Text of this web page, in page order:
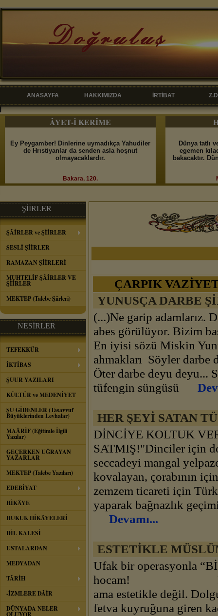
ANASAYFA HAKKIMIZDA İRTİBAT
ÂYET-İ KERÎME
Ey Peygamber! Dinlerine uymadıkça Yahudiler
de Hrıstiyanlar da senden asla hoşnut
olmayacaklardır.
Bakara, 120.
Dünya tatlı
egemen
bakacaktır.
ŞİİRLER
ŞÂİRLER ve ŞİİRLER
SESLİ ŞİİRLER
RAMAZAN ŞİİRLERİ
MUHTELİF ŞÂİRLER VE
ŞİİRLER
MEKTEP (Talebe Şiirleri)
NESİRLER
TEFEKKÜR
İKTİBAS
ŞUUR YAZILARI
KÜLTÜR ve MEDENİYET
ŞU GİDENLER (Tasavvuf
Büyüklerinden Levhalar)
MAÂRİF (Eğitimle İlgili
Yazılar)
GEÇERKEN UĞRAYAN
YAZARLAR
MEKTEP (Talebe Yazıları)
EDEBİYAT
HİKÂYE
HUKUK HİKÂYELERİ
DİL KALESİ
USTALARDAN
MEDYADAN
TÂRİH
-İZMLERE DÂİR
DÜNYADA NELER
OLUYOR
ÇARPIK
YUNUSÇA DARBE
(...)Ne garip adamlarız.
abes görülüyor. Bizim
En iyisi sözü Miskin
ahmakları Söyler darbe
Öter darbe deyu deyu...
tüfengin süngüsü
HER ŞEYİ SATAN
DİNCİYE KOLTUK
SATMIŞ!"Dinciler için
seccadeyi mangal
kovalayan, çorabının
zemzem ticareti için
yaparak bağnazlık
Devamı...
ESTETİKLE
Ufak bir operasyonla
hocam! Feride,
ama estetikle değil.
fetva kuyruğuna giren